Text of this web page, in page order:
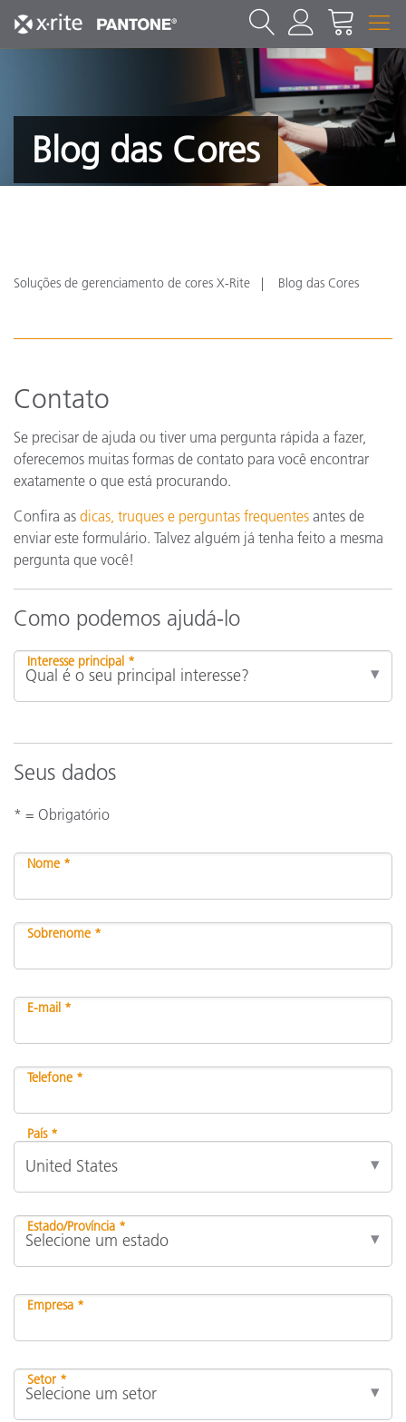
Blog das Cores
Soluções de gerenciamento de cores X-Rite Blog das Cores
Contato
Se precisar de ajuda ou tiver uma pergunta rápida a fazer,
oferecemos muitas formas de contato para você encontrar
exatamente o que está procurando.
Confira as dicas, truques e perguntas frequentes antes de
enviar este formulário. Talvez alguém já tenha feito a mesma
pergunta que você!
Como podemos ajudá-lo
Interesse principal *
Seus dados
* = Obrigatório
Nome *
Sobrenome *
E-mail *
Telefone *
País *
Estado/Província *
Empresa *
Setor *